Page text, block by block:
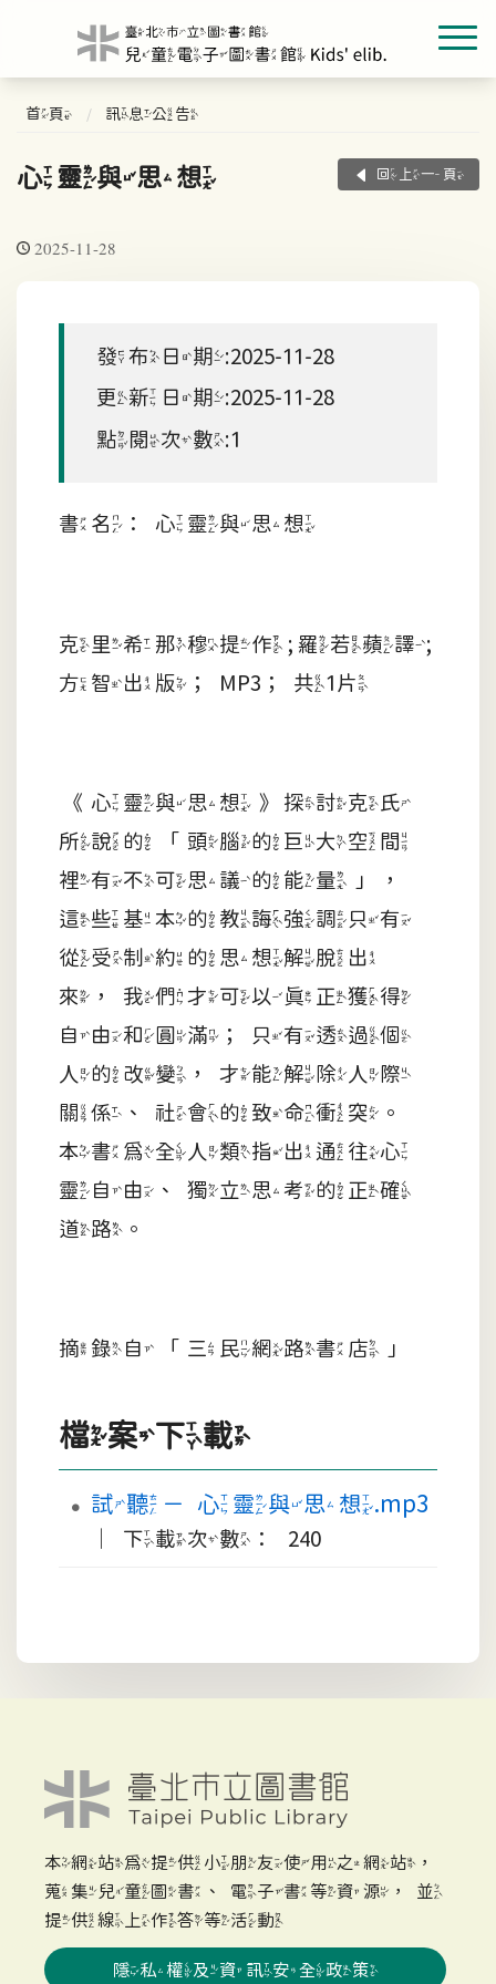
首頁 訊息公告
心靈與思想 回上一頁
2025-11-28
發布日期:2025-11-28
更新日期:2025-11-28
點閱次數:1
書名：心靈與思想
克里希那穆提作 ; 羅若蘋譯;
方智出版；MP3；共1片
《心靈與思想》探討克氏
所說的「頭腦的巨大空間
裡有不可思議的能量」，
這些基本的教誨強調只有
從受制約的思想解脫出
來，我們才可以真正獲得
自由和圓滿；只有透過個
人的改變，才能解除人際
關係、社會的致命衝突。
本書為全人類指出通往心
靈自由、獨立思考的正確
道路。
摘錄自「三民網路書店」
檔案下載
試聽－心靈與思想.mp3
｜下載次數： 240
本網站為提供小朋友使用之網站，
蒐集兒童圖書、電子書等資源，並
提供線上作答等活動
隱私權及資訊安全政策